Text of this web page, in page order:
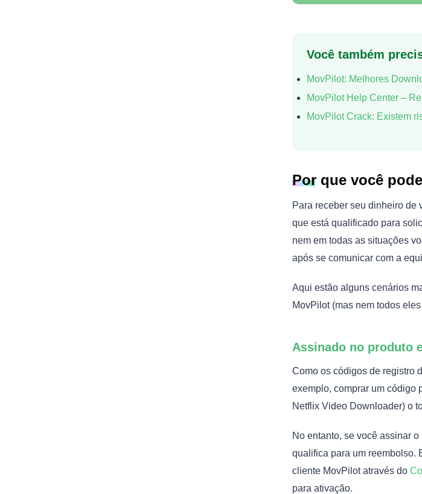
Você também
MovPilot: Melhores
MovPilot Help Center –
MovPilot Crack: Existem
Por que você
Para receber seu dinheiro de
que está qualificado para
nem em todas as situações
após se comunicar com a
Aqui estão alguns cenários
MovPilot (mas nem todos
Assinado no produto
Como os códigos de registro
exemplo, comprar um código
Netflix Video Downloader) o
No entanto, se você assinar
qualifica para um reembolso.
cliente MovPilot através do
para ativação.